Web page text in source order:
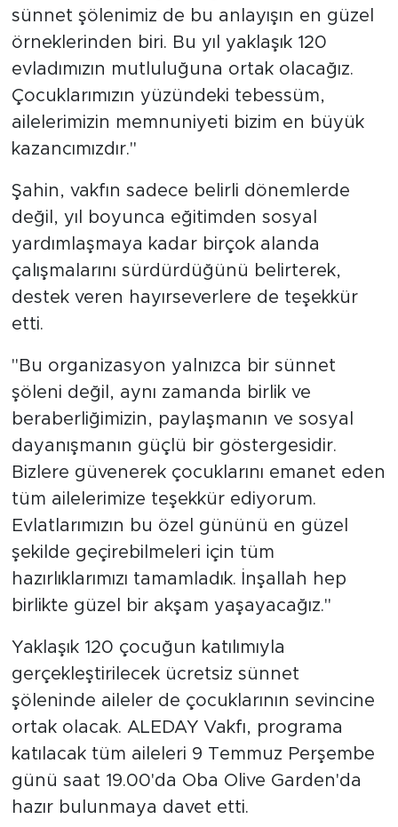
sünnet şölenimiz de bu anlayışın en güzel
örneklerinden biri. Bu yıl yaklaşık 120
evladımızın mutluluğuna ortak olacağız.
Çocuklarımızın yüzündeki tebessüm,
ailelerimizin memnuniyeti bizim en büyük
kazancımızdır."
Şahin, vakfın sadece belirli dönemlerde
değil, yıl boyunca eğitimden sosyal
yardımlaşmaya kadar birçok alanda
çalışmalarını sürdürdüğünü belirterek,
destek veren hayırseverlere de teşekkür
etti.
"Bu organizasyon yalnızca bir sünnet
şöleni değil, aynı zamanda birlik ve
beraberliğimizin, paylaşmanın ve sosyal
dayanışmanın güçlü bir göstergesidir.
Bizlere güvenerek çocuklarını emanet eden
tüm ailelerimize teşekkür ediyorum.
Evlatlarımızın bu özel gününü en güzel
şekilde geçirebilmeleri için tüm
hazırlıklarımızı tamamladık. İnşallah hep
birlikte güzel bir akşam yaşayacağız."
Yaklaşık 120 çocuğun katılımıyla
gerçekleştirilecek ücretsiz sünnet
şöleninde aileler de çocuklarının sevincine
ortak olacak. ALEDAY Vakfı, programa
katılacak tüm aileleri 9 Temmuz Perşembe
günü saat 19.00'da Oba Olive Garden'da
hazır bulunmaya davet etti.